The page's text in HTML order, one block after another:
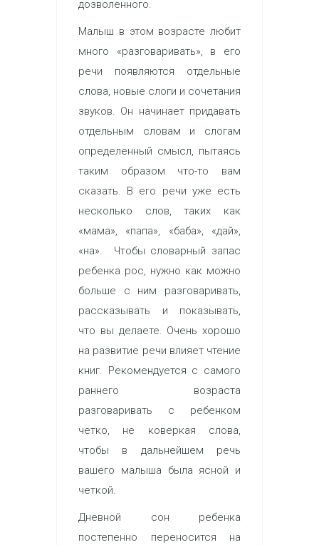
дозволенного.
Малыш в этом возрасте любит
много «разговаривать», в его
речи появляются отдельные
слова, новые слоги и сочетания
звуков. Он начинает придавать
отдельным словам и слогам
определенный смысл, пытаясь
таким образом что-то вам
сказать. В его речи уже есть
несколько слов, таких как
«мама», «папа», «баба», «дай»,
«на». Чтобы словарный запас
ребенка рос, нужно как можно
больше с ним разговаривать,
рассказывать и показывать,
что вы делаете. Очень хорошо
на развитие речи влияет чтение
книг. Рекомендуется с самого
раннего возраста
разговаривать с ребенком
четко, не коверкая слова,
чтобы в дальнейшем речь
вашего малыша была ясной и
четкой.
Дневной сон ребенка
постепенно переносится на